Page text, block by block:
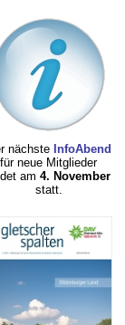
nächste InfoAbend
für neue Mitglieder
am 4. November
statt.